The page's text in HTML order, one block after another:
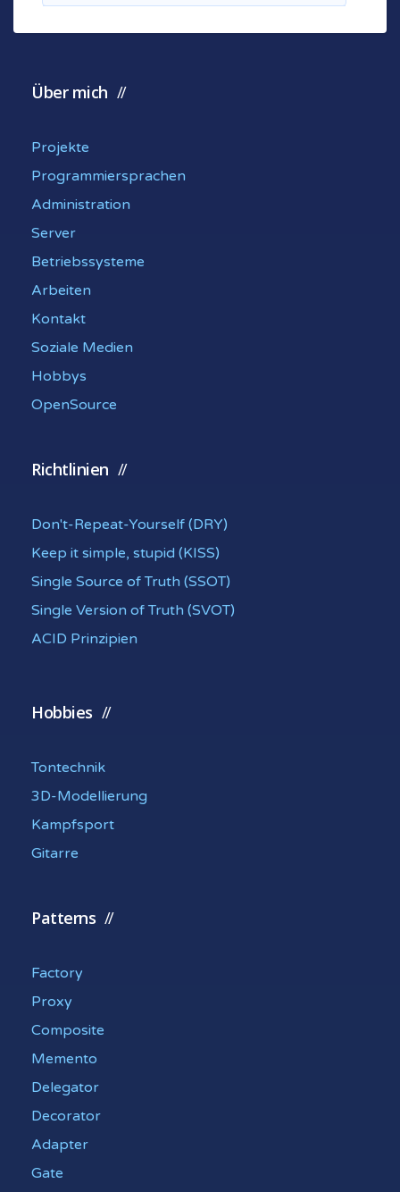
Über mich
Projekte
Programmiersprachen
Administration
Server
Betriebssysteme
Arbeiten
Kontakt
Soziale Medien
Hobbys
OpenSource
Richtlinien
Don't-Repeat-Yourself (DRY)
Keep it simple, stupid (KISS)
Single Source of Truth (SSOT)
Single Version of Truth (SVOT)
ACID Prinzipien
Hobbies
Tontechnik
3D-Modellierung
Kampfsport
Gitarre
Patterns
Factory
Proxy
Composite
Memento
Delegator
Decorator
Adapter
Gate